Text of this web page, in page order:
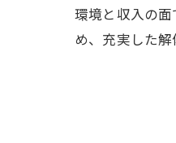
環境と収入の
め、充実した解